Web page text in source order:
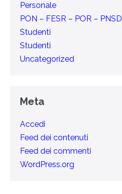
Personale
PON – FESR – POR – PNSD
Studenti
Studenti
Uncategorized
Meta
Accedi
Feed dei contenuti
Feed dei commenti
WordPress.org